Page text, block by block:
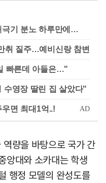
극기 분노 하루만에…
취 질주…예비신랑 참변
빠른데 아들은…"
영장 딸린 집 살았다"
량을 바탕으로 국가 간
앙대와 소카대는 학생
행정 모델의 완성도를